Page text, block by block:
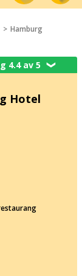
Hamburg
4.4 av 5❯
Hotel